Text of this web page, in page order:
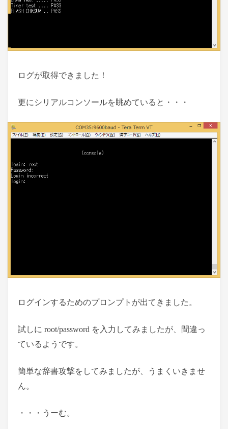
ログが取得できました！
更にシリアルコンソールを眺めていると・・・
ログインするためのプロンプトが出てきました。
試しに root/password を入力してみましたが、間違っ
ているようです。
簡単な辞書攻撃をしてみましたが、うまくいきませ
ん。
・・・うーむ。